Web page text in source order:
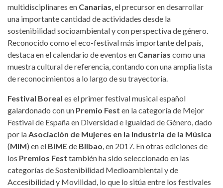
multidisciplinares en Canarias, el precursor en desarrollar
una importante cantidad de actividades desde la
sostenibilidad socioambiental y con perspectiva de género.
Reconocido como el eco-festival más importante del país,
destaca en el calendario de eventos en Canarias como una
muestra cultural de referencia, contando con una amplia lista
de reconocimientos a lo largo de su trayectoria.
Festival Boreal es el primer festival musical español
galardonado con un Premio Fest en la categoría de Mejor
Festival de España en Diversidad e Igualdad de Género, dado
por laAsociación de Mujeres en la Industria de la Música
(MIM) en el BIMEde Bilbao, en 2017. En otras ediciones de
los Premios Fest también ha sido seleccionado en las
categorías de Sostenibilidad Medioambiental y de
Accesibilidad y Movilidad, lo que lo sitúa entre los festivales